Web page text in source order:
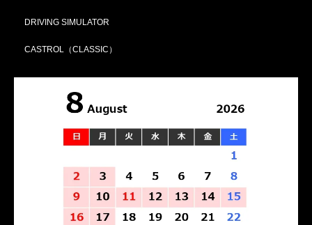
DRIVING SIMULATOR
CASTROL（CLASSIC）